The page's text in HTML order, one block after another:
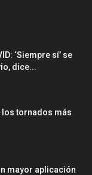
‘Siempre sí’ se
dice...
los tornados más
mayor aplicación